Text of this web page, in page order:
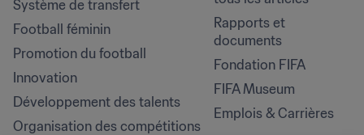
Système de transfert
Football féminin
Promotion du football
Innovation
Développement des talents
Organisation des compétitions
Rapports et
documents
Fondation FIFA
FIFA Museum
Emplois & Carrières